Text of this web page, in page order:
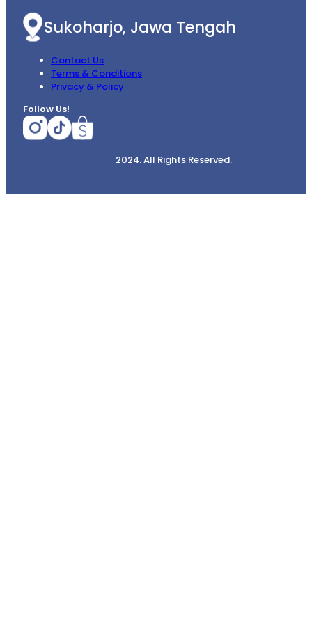
Sukoharjo, Jawa Tengah
Contact Us
Terms & Conditions
Privacy & Policy
Follow Us!
2024. All Rights Reserved.